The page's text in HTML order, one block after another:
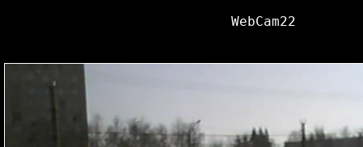
WebCam22